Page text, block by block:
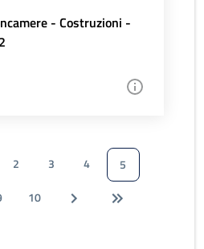
- Costruzioni -
2 3 4
5
10